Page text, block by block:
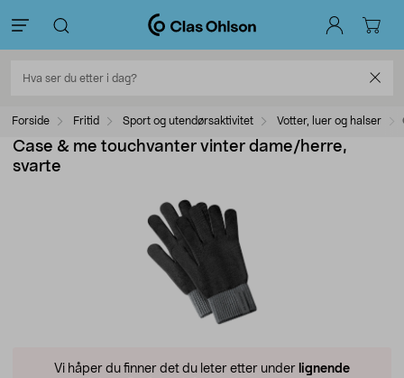
Forside Fritid Sport og utendørsaktivitet Votter, luer og halser
Case & me touchvanter vinter dame/herre,
svarte
Vi håper du finner det du leter etter under lignende